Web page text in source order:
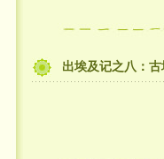
出埃及记之八：